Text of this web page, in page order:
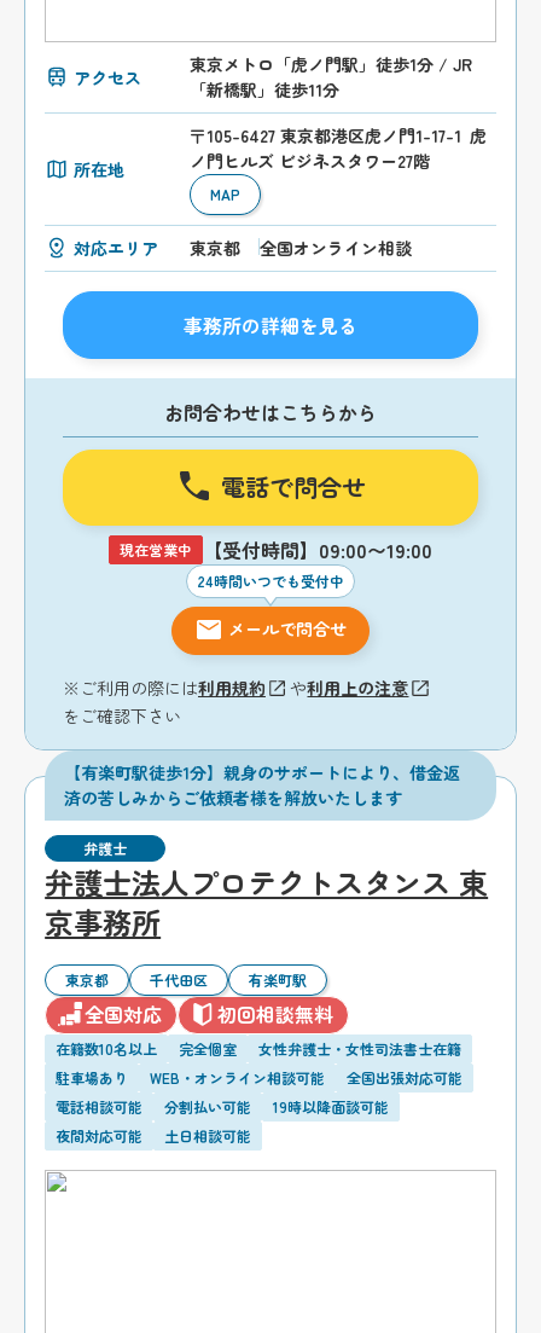
アクセス
東京メトロ「虎ノ門駅」徒歩1分 / JR
「新橋駅」徒歩11分
所在地
〒105-6427 東京都港区虎ノ門1-17-1 虎
ノ門ヒルズ ビジネスタワー27階
MAP
対応エリア 東京都 全国オンライン相談
事務所の詳細を見る
お問合わせはこちらから
電話で問合せ
現在営業中 【受付時間】09:00〜19:00
24時間いつでも受付中
メールで問合せ
※ご利用の際には利用規約 や利用上の注意
をご確認下さい
【有楽町駅徒歩1分】親身のサポートにより、借金返
済の苦しみからご依頼者様を解放いたします
弁護士
弁護士法人プロテクトスタンス 東
京事務所
東京都 千代田区 有楽町駅
全国対応 初回相談無料
在籍数10名以上 完全個室
女性弁護士・女性司法書士在籍
駐車場あり
WEB・オンライン相談可能
全国出張対応可能
電話相談可能
分割払い可能
19時以降面談可能
夜間対応可能
土日相談可能